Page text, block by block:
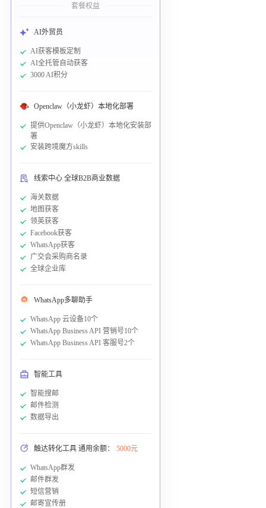
套餐权益
AI外贸员
AI获客模板定制
AI全托管自动获客
3000 AI积分
Openclaw（小龙虾）本地化部署
提供Openclaw（小龙虾）本地化安装部
署
安装跨境魔方skills
线索中心 全球B2B商业数据
海关数据
地图获客
领英获客
Facebook获客
WhatsApp获客
广交会采购商名录
全球企业库
WhatsApp多聊助手
WhatsApp 云设备10个
WhatsApp Business API 营销号10个
WhatsApp Business API 客服号2个
智能工具
智能搜邮
邮件检测
数据导出
触达转化工具 通用余额： 5000元
WhatsApp群发
邮件群发
短信营销
邮寄宣传册